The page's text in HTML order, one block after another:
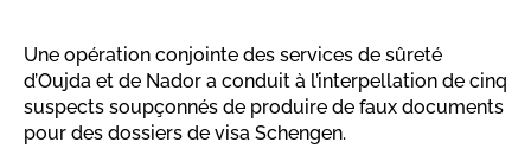
Une opération conjointe des services de sûreté
d’Oujda et de Nador a conduit à l’interpellation de cinq
suspects soupçonnés de produire de faux documents
pour des dossiers de visa Schengen.